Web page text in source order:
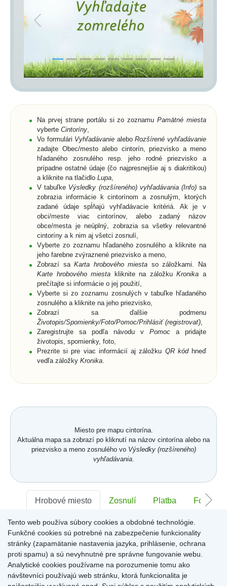
Previous Next
Na prvej strane portálu si zo zoznamuPamätné miesta
vyberte Cintoríny
Vo formulári Vyhľadávanie aleboRozšírené vyhľadávanie
zadajte Obec/mesto alebo cintorín, priezvisko a meno
hľadaného zosnulého resp. jeho rodné priezvisko a
prípadne ostatné údaje (čo najpresnejšie aj s diakritikou)
a kliknite na tlačidlo Lupa
V tabuľke Výsledky (rozšíreného) vyhľadávania (Info)sa
zobrazia informácie k cintorínom a zosnulým, ktorých
zadané údaje spĺňajú vyhľadávacie kritériá. Ak je v
obci/meste viac cintorínov, alebo zadaný názov
obce/mesta je neúplný, zobrazia sa všetky relevantné
cintoríny a k nim aj všetci zosnulí,
Vyberte zo zoznamu hľadaného zosnulého a kliknite na
jeho farebne zvýraznené priezvisko a meno,
Zobrazí saKarta hrobového miesta so záložkami. Na
Karte hrobového miesta kliknite na záložkuKronika a
prečítajte si informácie o jej použití,
Vyberte si zo zoznamu zosnulých v tabuľke hľadaného
zosnulého a kliknite na jeho priezvisko,
Zobrazí sa ďalšie podmenu
Životopis/Spomienky/Foto/Pomoc/Prihlásiť (registrovať)
Zaregistrujte sa podľa návodu v Pomoc a pridajte
životopis, spomienky, foto,
Prezrite si pre viac informácií aj záložku QR kódhneď
vedľa záložky Kronika
Miesto pre mapu cintorína.
Aktuálna mapa sa zobrazí po kliknutí na názov cintorína alebo na
priezvisko a meno zosnulého vo Výsledky (rozšíreného)
vyhľadávania.
Hrobové miesto Zosnulí Platba Foto
Sektor:- Rad:- Číslo:-
Miesto pre informácie o hrobovom mieste
Tento web používa súbory cookies a obdobné technológie.
Funkčné cookies sú potrebné na zabezpečenie funkcionality
stránky (zapamätanie nastavenia jazyka, prihlásenie, ochrana
proti spamu) a sú nevyhnutné pre správne fungovanie webu.
Analytické cookies používame na porozumenie tomu ako
návštevníci používajú web stránku, ktorá funkcionalita je